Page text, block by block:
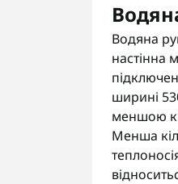
Водяна
настінна
ширині
меншою
Менша